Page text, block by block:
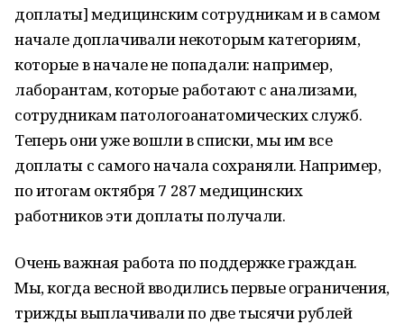
доплаты] медицинским сотрудникам и в самом
начале доплачивали некоторым категориям,
которые в начале не попадали: например,
лаборантам, которые работают с анализами,
сотрудникам патологоанатомических служб.
Теперь они уже вошли в списки, мы им все
доплаты с самого начала сохраняли. Например,
по итогам октября 7 287 медицинских
работников эти доплаты получали.
Очень важная работа по поддержке граждан.
Мы, когда весной вводились первые ограничения,
трижды выплачивали по две тысячи рублей